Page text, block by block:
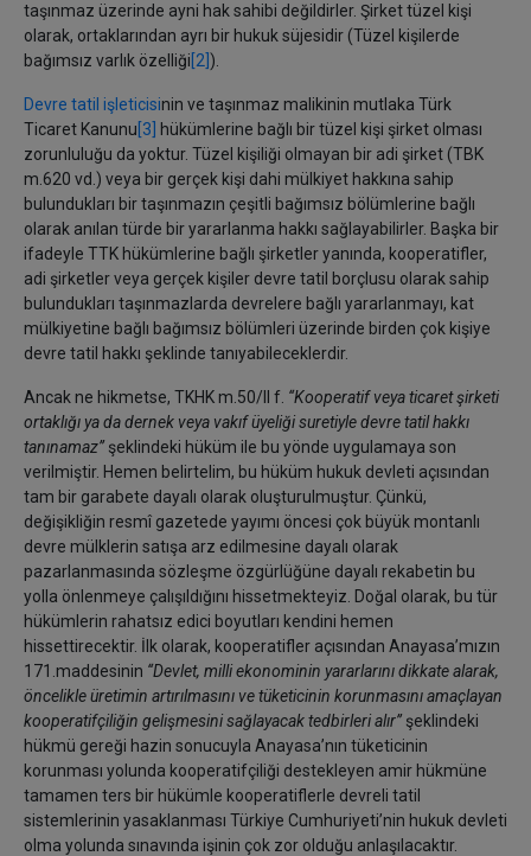
taşınmaz üzerinde ayni hak sahibi değildirler. Şirket tüzel kişi
olarak, ortaklarından ayrı bir hukuk süjesidir (Tüzel kişilerde
bağımsız varlık özelliği [2] ).
Devre tatil işleticisinin ve taşınmaz malikinin mutlaka Türk
Ticaret Kanunu [3]
hükümlerine bağlı bir tüzel kişi şirket olması
zorunluluğu da yoktur. Tüzel kişiliği olmayan bir adi şirket (TBK
m.620 vd.) veya bir gerçek kişi dahi mülkiyet hakkına sahip
bulundukları bir taşınmazın çeşitli bağımsız bölümlerine bağlı
olarak anılan türde bir yararlanma hakkı sağlayabilirler. Başka bir
ifadeyle TTK hükümlerine bağlı şirketler yanında, kooperatifler,
adi şirketler veya gerçek kişiler devre tatil borçlusu olarak sahip
bulundukları taşınmazlarda devrelere bağlı yararlanmayı, kat
mülkiyetine bağlı bağımsız bölümleri üzerinde birden çok kişiye
devre tatil hakkı şeklinde tanıyabileceklerdir.
Ancak ne hikmetse, TKHK m.50/II f. ‘‘Kooperatif veya ticaret şirketi
ortaklığı ya da dernek veya vakıf üyeliği suretiyle devre tatil hakkı
tanınamaz’’ şeklindeki hüküm ile bu yönde uygulamaya son
verilmiştir. Hemen belirtelim, bu hüküm hukuk devleti açısından
tam bir garabete dayalı olarak oluşturulmuştur. Çünkü,
değişikliğin resmî gazetede yayımı öncesi çok büyük montanlı
devre mülklerin satışa arz edilmesine dayalı olarak
pazarlanmasında sözleşme özgürlüğüne dayalı rekabetin bu
yolla önlenmeye çalışıldığını hissetmekteyiz. Doğal olarak, bu tür
hükümlerin rahatsız edici boyutları kendini hemen
hissettirecektir. İlk olarak, kooperatifler açısından Anayasa’mızın
171.maddesinin ‘‘Devlet, milli ekonominin yararlarını dikkate alarak,
öncelikle üretimin artırılmasını ve tüketicinin korunmasını amaçlayan
kooperatifçiliğin gelişmesini sağlayacak tedbirleri alır’’ şeklindeki
hükmü gereği hazin sonucuyla Anayasa’nın tüketicinin
korunması yolunda kooperatifçiliği destekleyen amir hükmüne
tamamen ters bir hükümle kooperatiflerle devreli tatil
sistemlerinin yasaklanması Türkiye Cumhuriyeti’nin hukuk devleti
olma yolunda sınavında işinin çok zor olduğu anlaşılacaktır.